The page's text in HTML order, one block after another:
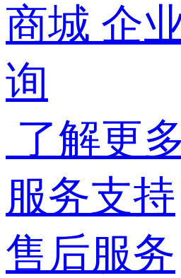
商城 企
询
了解更
服务支持
售后服务